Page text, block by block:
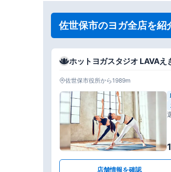
佐世保市のヨガ全店を紹
ホットヨガスタジオ LAVAえ
佐世保市役所から1989m
店舗情報を確認